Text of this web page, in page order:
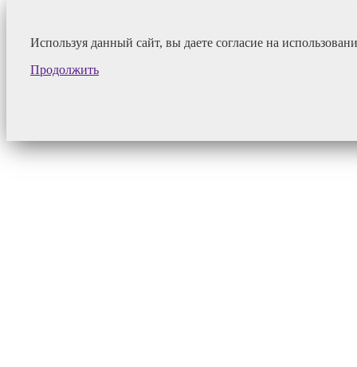
Используя данный сайт, вы даете согласие на
Продолжить